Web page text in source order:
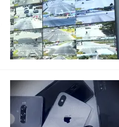
Sản phẩm
Thị trường
Tư vấn